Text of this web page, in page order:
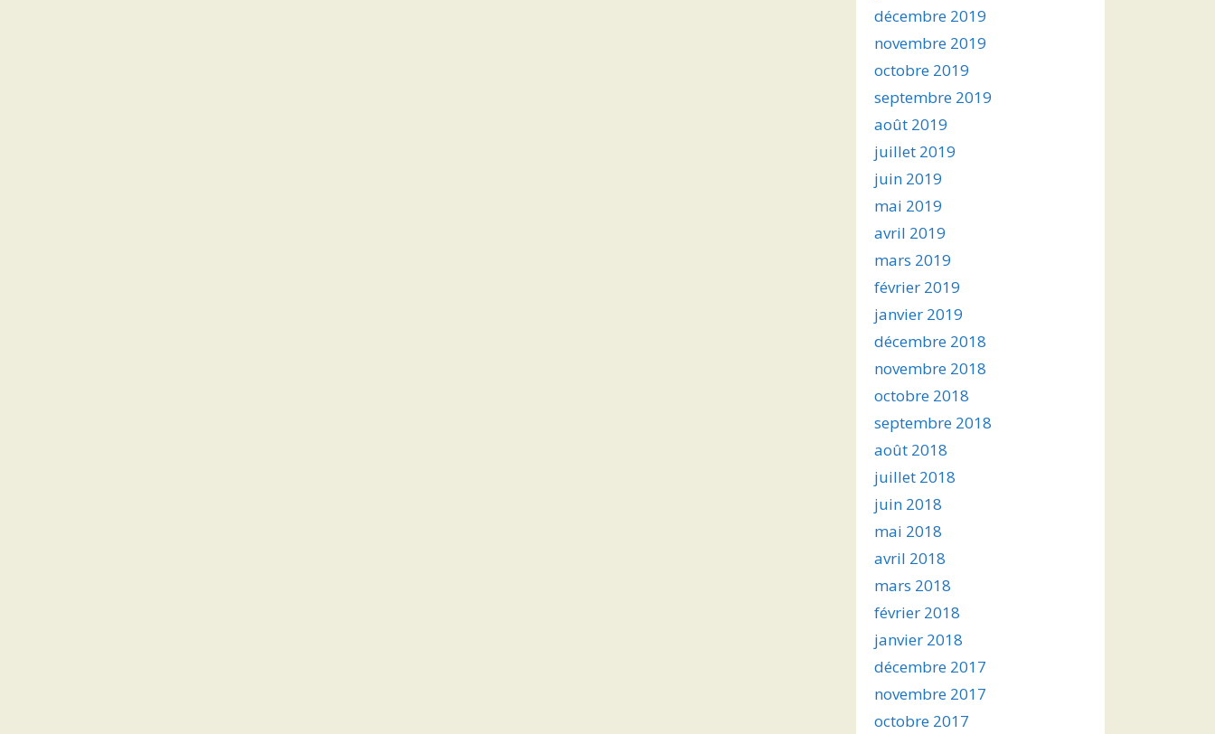
décembre 2019
novembre 2019
octobre 2019
septembre 2019
août 2019
juillet 2019
juin 2019
mai 2019
avril 2019
mars 2019
février 2019
janvier 2019
décembre 2018
novembre 2018
octobre 2018
septembre 2018
août 2018
juillet 2018
juin 2018
mai 2018
avril 2018
mars 2018
février 2018
janvier 2018
décembre 2017
novembre 2017
octobre 2017